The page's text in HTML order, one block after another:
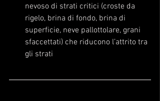
nevoso di strati critici (croste da
rigelo, brina di fondo, brina di
superficie, neve pallottolare, grani
sfaccettati) che riducono l’attrito tra
gli strati